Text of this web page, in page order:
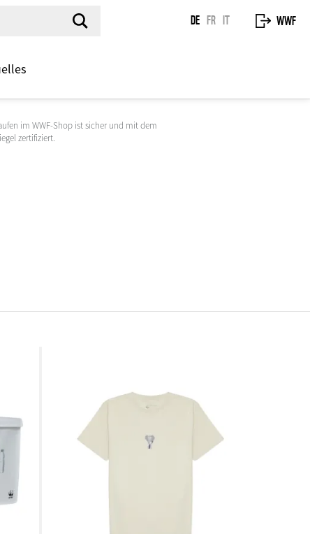
DE FR IT WWF
im WWF-Shop ist sicher und mit dem
zertifiziert.